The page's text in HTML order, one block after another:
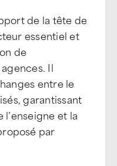
de la tête de
essentiel et
de
Il
entre le
garantissant
et la
par